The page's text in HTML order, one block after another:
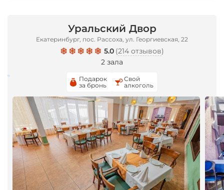
Уральский Двор
Екатеринбург, пос. Рассоха, ул. Георгиевская, 22
5.0 (214 отзывов)
2 зала
Подарок
за бронь
Свой
алкоголь